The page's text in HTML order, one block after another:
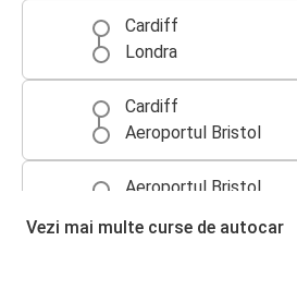
Cardiff
Londra
Cardiff
Aeroportul Bristol
Aeroportul Bristol
Vezi mai multe curse de autocar